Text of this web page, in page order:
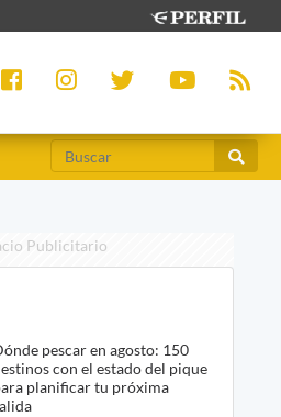
Publicitario
pescar en agosto: 150
con el estado del pique
planificar tu próxima